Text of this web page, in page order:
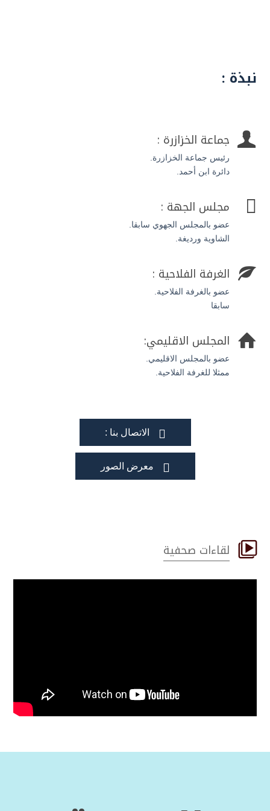
نبذة :
 جماعة الخزازرة :
رئيس جماعة الخزازرة.
دائرة ابن أحمد.
 مجلس الجهة :
عضو بالمجلس الجهوي سابقا.
الشاوية ورديغة.
 الغرفة الفلاحية :
عضو بالغرفة الفلاحية.
سابقا
 المجلس الاقليمي:
عضو بالمجلس الاقليمي.
ممثلا للغرفة الفلاحية.
 الاتصال بنا :
 معرض الصور
 لقاءات صحفية